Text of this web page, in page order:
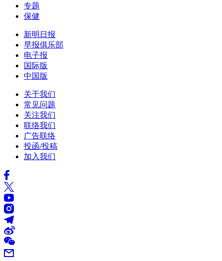
专题
保健
新明日报
早报俱乐部
电子报
国际版
中国版
关于我们
常见问题
关注我们
联络我们
广告联络
投函/投稿
加入我们